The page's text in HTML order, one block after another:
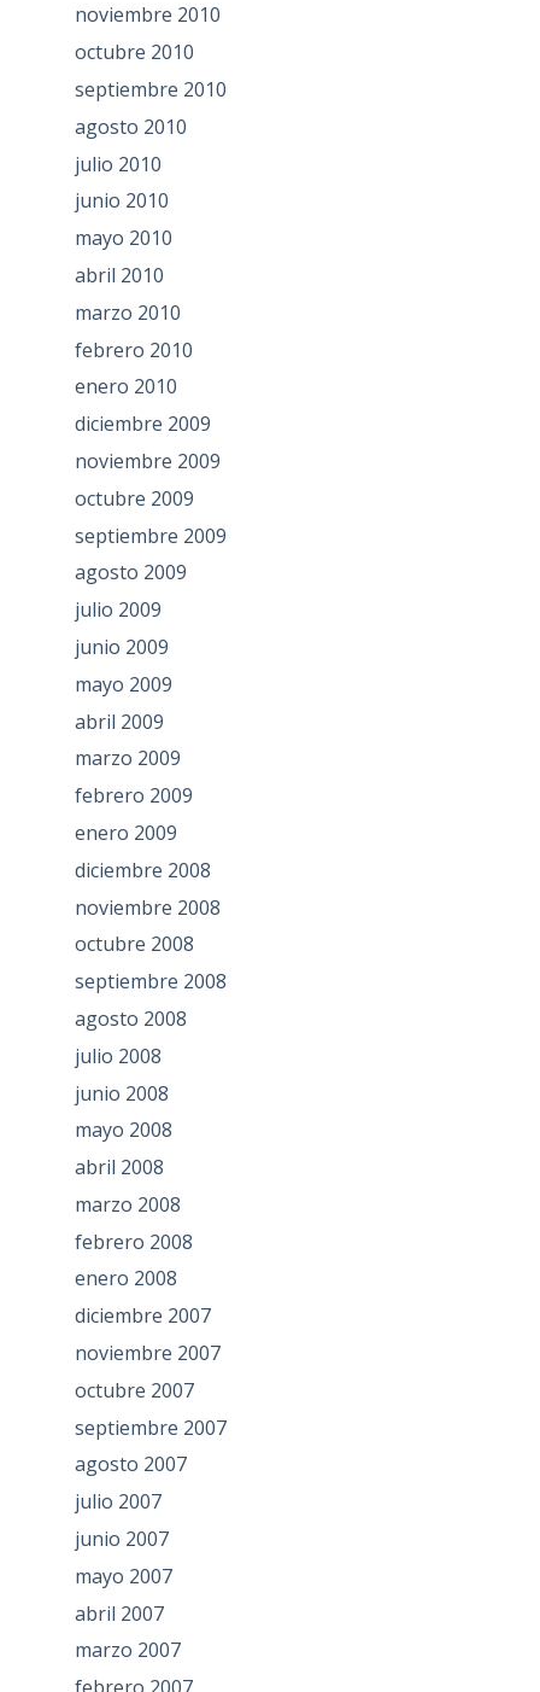
noviembre 2010
octubre 2010
septiembre 2010
agosto 2010
julio 2010
junio 2010
mayo 2010
abril 2010
marzo 2010
febrero 2010
enero 2010
diciembre 2009
noviembre 2009
octubre 2009
septiembre 2009
agosto 2009
julio 2009
junio 2009
mayo 2009
abril 2009
marzo 2009
febrero 2009
enero 2009
diciembre 2008
noviembre 2008
octubre 2008
septiembre 2008
agosto 2008
julio 2008
junio 2008
mayo 2008
abril 2008
marzo 2008
febrero 2008
enero 2008
diciembre 2007
noviembre 2007
octubre 2007
septiembre 2007
agosto 2007
julio 2007
junio 2007
mayo 2007
abril 2007
marzo 2007